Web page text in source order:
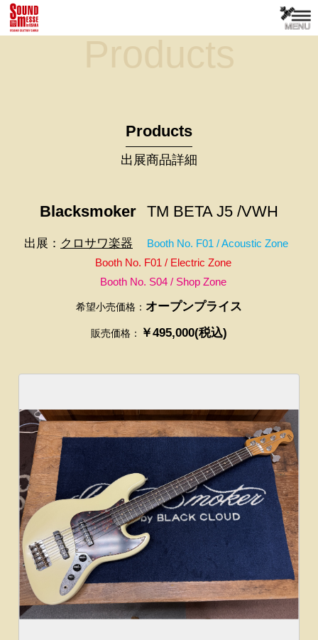
Products
Products
出展商品詳細
Blacksmoker TM BETA J5 /VWH
出展： クロサワ楽器
Booth No. F01 / Acoustic Zone
Booth No. F01 / Electric Zone
Booth No. S04 / Shop Zone
希望小売価格： オープンプライス
販売価格： ￥495,000(税込)